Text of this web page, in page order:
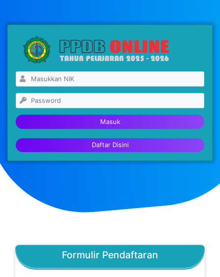
Masuk
Daftar Disini
Formulir Pendaftaran